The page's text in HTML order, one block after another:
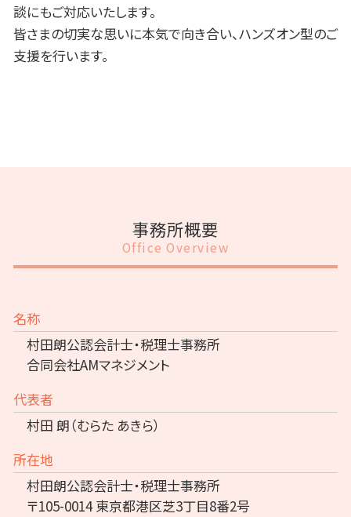
談にもご対応いたします。
皆さまの切実な思いに本気で向き合い、ハンズオン型のご
支援を行います。
事務所概要
Office Overview
名称
村田朗公認会計士・税理士事務所
合同会社AMマネジメント
代表者
村田 朗（むらた あきら）
所在地
村田朗公認会計士・税理士事務所
〒105-0014 東京都港区芝3丁目8番2号